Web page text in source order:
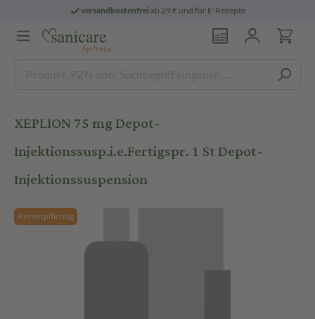
versandkostenfreiab 29 € und für E-Rezepte
XEPLION 75 mg Depot-
Injektionssusp.i.e.Fertigspr. 1 St Depot-
Injektionssuspension
Rezeptpflichtig